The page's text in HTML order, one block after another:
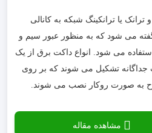
یا ترانکینگ شبکه به کانالی
می شود که به منظور عبور سیم و
می شود. انواع داکت برق از یک
جداگانه تشکیل می شوند که بر روی
به صورت روکار نصب می شوند.
مشاهده مقاله